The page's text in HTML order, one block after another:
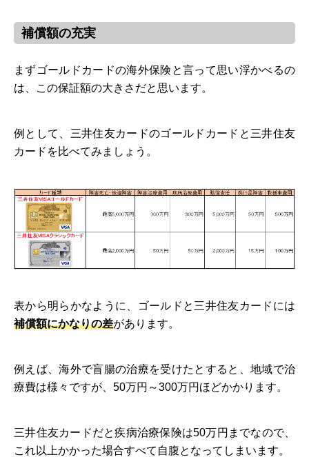
補償額の充実
まずゴールドカードの海外保険と言って思い浮かべるの
は、この保証額の大きさだと思います。
例として、三井住友カードのゴールドカードと三井住友
カードを比べてみましょう。
表から明らかなように、ゴールドと三井住友カードには
補償額にかなりの差があります。
例えば、海外で盲腸の治療を受けたとすると、地域で治
療費は様々ですが、50万円～300万円ほどかかります。
三井住友カードだと疾病治療保険は50万円までなので、
これ以上かかった場合すべて自腹となってしまいます。